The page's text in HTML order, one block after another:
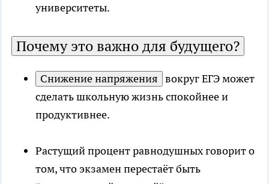
университеты.
Почему это важно для будущего?
Снижение напряжения вокруг ЕГЭ может
сделать школьную жизнь спокойнее и
продуктивнее.
Растущий процент равнодушных говорит о
том, что экзамен перестаёт быть